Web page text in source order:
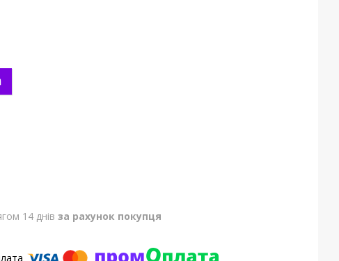
14 днів за рахунок покупця